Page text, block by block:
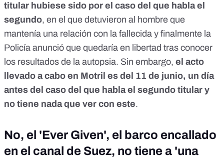
titular hubiese sido por el caso del que habla el
segundo, en el que detuvieron al hombre que
mantenía una relación con la fallecida y finalmente la
Policía anunció que quedaría en libertad tras conocer
los resultados de la autopsia. Sin embargo, el acto
llevado a cabo en Motril es del 11 de junio, un día
antes del caso del que habla el segundo titular y
no tiene nada que ver con este.
No, el 'Ever Given', el barco encallado
en el canal de Suez, no tiene a 'una